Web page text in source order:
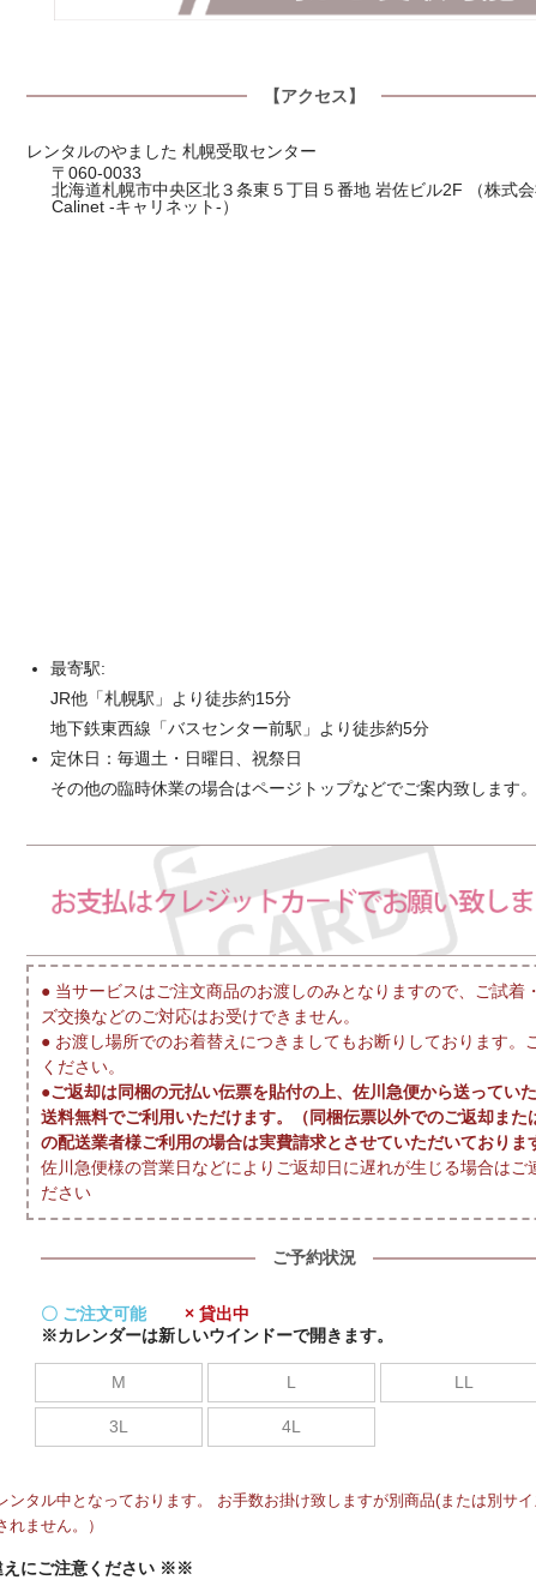
【アクセス】
レンタルのやました 札幌受取センター
〒060-0033
北海道札幌市中央区北３条東５丁目５番地 岩佐ビル2F （株式
Calinet -キャリネット-）
最寄駅:
JR他「札幌駅」より徒歩約15分
地下鉄東西線「バスセンター前駅」より徒歩約5分
定休日：毎週土・日曜日、祝祭日
その他の臨時休業の場合はページトップなどでご案内致します。
● 当サービスはご注文商品のお渡しのみとなりますので、ご試着
ズ交換などのご対応はお受けできません。
● お渡し場所でのお着替えにつきましてもお断りしております。
ください。
●ご返却は同梱の元払い伝票を貼付の上、佐川急便から送ってい
送料無料でご利用いただけます。（同梱伝票以外でのご返却また
の配送業者様ご利用の場合は実費請求とさせていただいておりま
佐川急便様の営業日などによりご返却日に遅れが生じる場合はご
ださい
ご予約状況
〇 ご注文可能
× 貸出中
※カレンダーは新しいウインドーで開きます。
M L LL
3L 4L
タル中となっております。 お手数お掛け致しますが別商品(または別サ
ません。）
にご注意ください ※※